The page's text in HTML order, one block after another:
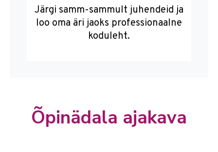
Järgi samm-sammult juhendeid ja
loo oma äri jaoks professionaalne
koduleht.
Õpinädala ajakava